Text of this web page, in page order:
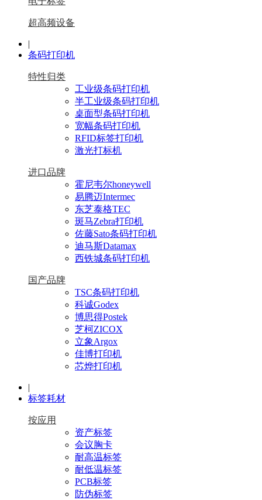
超高频设备
|
条码打印机
特性归类
工业级条码打印机
半工业级条码打印机
桌面型条码打印机
宽幅条码打印机
RFID标签打印机
激光打标机
进口品牌
霍尼韦尔honeywell
易腾迈Intermec
东芝泰格TEC
斑马Zebra打印机
佐藤Sato条码打印机
迪马斯Datamax
西铁城条码打印机
国产品牌
TSC条码打印机
科诚Godex
博思得Postek
芝柯ZICOX
立象Argox
佳博打印机
芯烨打印机
|
标签耗材
按应用
资产标签
会议胸卡
耐高温标签
耐低温标签
PCB标签
防伪标签